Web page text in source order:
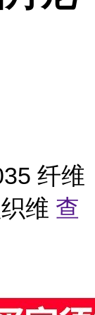
纤维
维 查